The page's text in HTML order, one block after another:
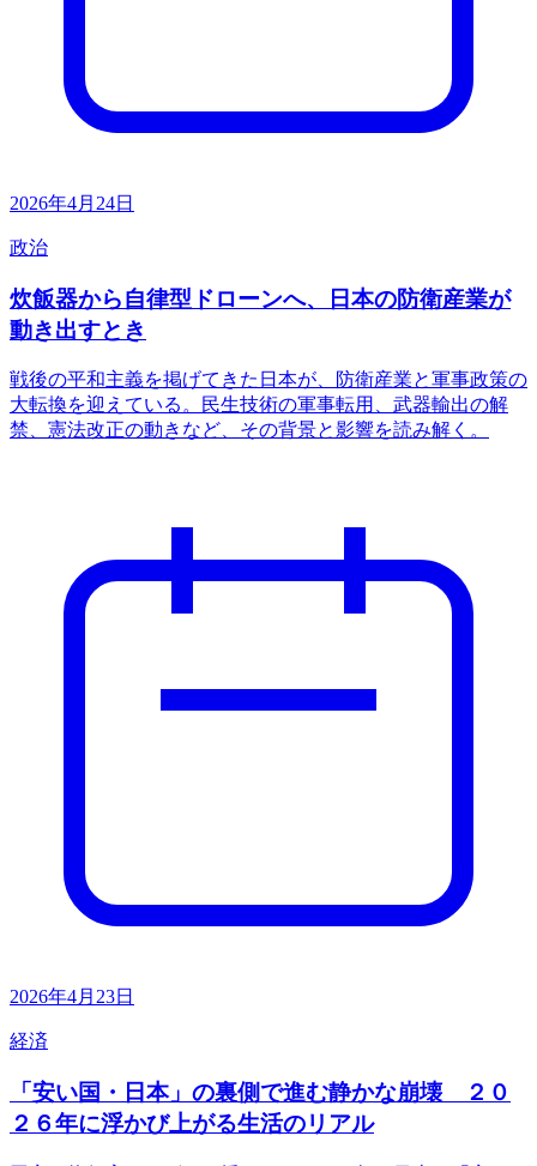
2026年4月24日
政治
炊飯器から自律型ドローンへ、日本の防衛産業が
動き出すとき
戦後の平和主義を掲げてきた日本が、防衛産業と軍事政策の
大転換を迎えている。民生技術の軍事転用、武器輸出の解
禁、憲法改正の動きなど、その背景と影響を読み解く。
2026年4月23日
経済
「安い国・日本」の裏側で進む静かな崩壊 ２０
２６年に浮かび上がる生活のリアル